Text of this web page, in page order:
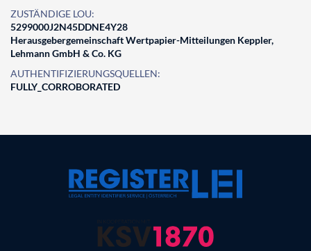
ZUSTÄNDIGE LOU:
5299000J2N45DDNE4Y28
Herausgebergemeinschaft Wertpapier-Mitteilungen Keppler,
Lehmann GmbH & Co. KG
AUTHENTIFIZIERUNGSQUELLEN:
FULLY_CORROBORATED